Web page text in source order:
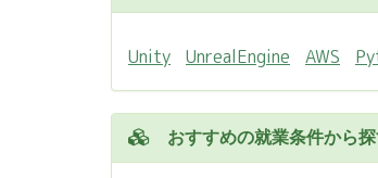
Unity UnrealEngine AWS
おすすめの就業条件から